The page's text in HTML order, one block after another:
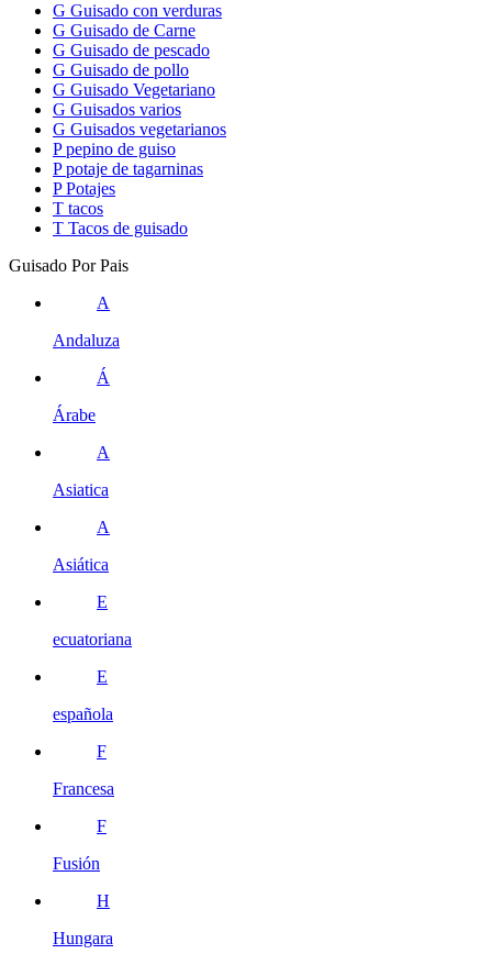
G Guisado con verduras
G Guisado de Carne
G Guisado de pescado
G Guisado de pollo
G Guisado Vegetariano
G Guisados varios
G Guisados vegetarianos
P pepino de guiso
P potaje de tagarninas
P Potajes
T tacos
T Tacos de guisado
Guisado Por Pais
A
Andaluza
Á
Árabe
A
Asiatica
A
Asiática
E
ecuatoriana
E
española
F
Francesa
F
Fusión
H
Hungara